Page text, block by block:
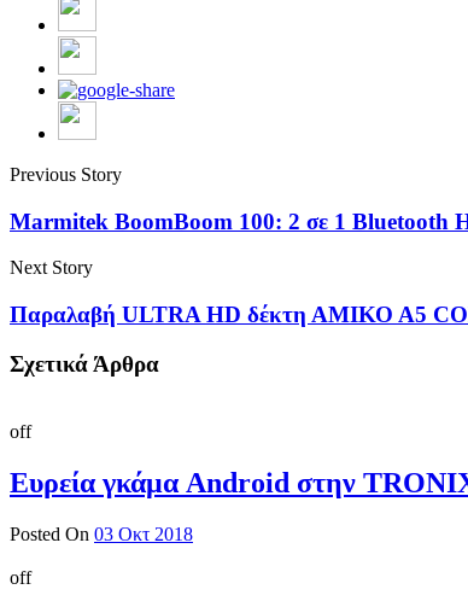
Previous Story
Marmitek BoomBoom 100: 2 σε 1 Bluetooth
Next Story
Παραλαβή ULTRA HD δέκτη ΑΜΙΚΟ Α5
Σχετικά Άρθρα
off
Ευρεία γκάμα Android στην
Posted On 03 Οκτ 2018
off